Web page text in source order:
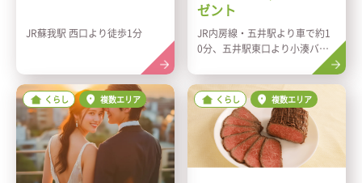
JR蘇我駅 西口より徒歩1分
ゼント
JR内房線・五井駅より車で約1
0分、五井駅東口より小湊バス
乗車「藤井」バス停下車 徒歩2
くらし 複数エリア くらし 複数エリア